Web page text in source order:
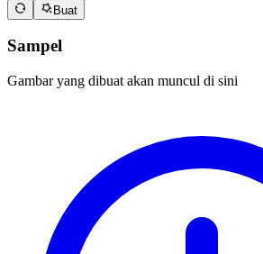
Buat
Sampel
Gambar yang dibuat akan muncul di sini